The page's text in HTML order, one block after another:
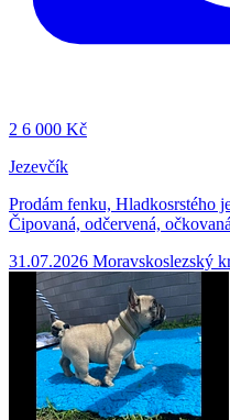
2 6 000 Kč
Jezevčík
Prodám fenku, Hladkosrstého
Čipovaná, odčervená, očkovaná
31.07.2026 Moravskoslezský